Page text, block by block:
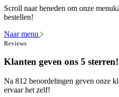
Scroll naar beneden om onze
bestellen!
Naar menu
Reviews
Klanten geven ons 5 sterren!
Na 812 beoordelingen geven onze
ervaar het zelf!